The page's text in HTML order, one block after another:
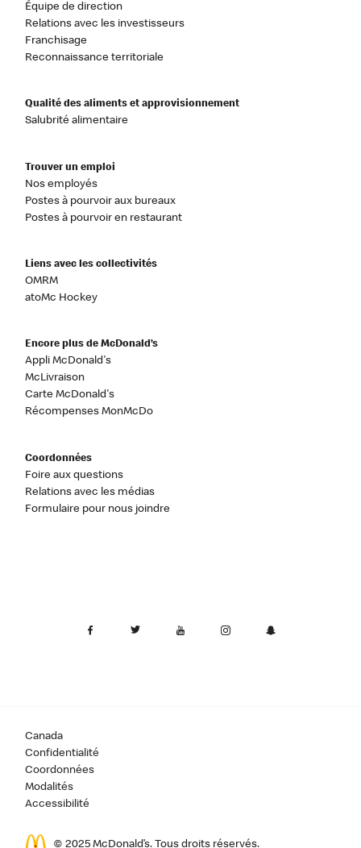
Équipe de direction
Relations avec les investisseurs
Franchisage
Reconnaissance territoriale
Qualité des aliments et approvisionnement
Salubrité alimentaire
Trouver un emploi
Nos employés
Postes à pourvoir aux bureaux
Postes à pourvoir en restaurant
Liens avec les collectivités
OMRM
atoMc Hockey
Encore plus de McDonald’s
Appli McDonald's
McLivraison
Carte McDonald's
Récompenses MonMcDo
Coordonnées
Foire aux questions
Relations avec les médias
Formulaire pour nous joindre
Canada
Confidentialité
Coordonnées
Modalités
Accessibilité
© 2025 McDonald’s. Tous droits réservés.